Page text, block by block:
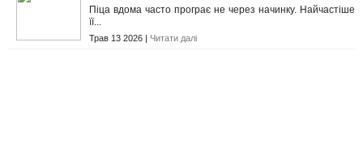
Піца вдома часто програє не через начинку. Найчастіше
її...
Трав 13 2026 | Читати далі